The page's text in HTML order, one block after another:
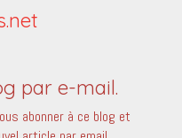
par e-mail.
abonner à ce blog et